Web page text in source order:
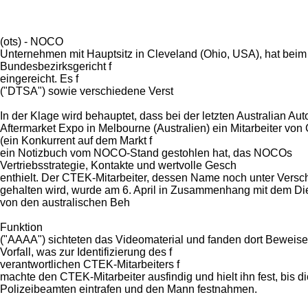
(ots) - NOCO
Unternehmen mit Hauptsitz in Cleveland (Ohio, USA), hat beim
Bundesbezirksgericht f
eingereicht. Es f
("DTSA") sowie verschiedene Verst
In der Klage wird behauptet, dass bei der letzten Australian
Aftermarket Expo in Melbourne (Australien) ein Mitarbeiter von
(ein Konkurrent auf dem Markt f
ein Notizbuch vom NOCO-Stand gestohlen hat, das NOCOs
Vertriebsstrategie, Kontakte und wertvolle Gesch
enthielt. Der CTEK-Mitarbeiter, dessen Name noch unter
gehalten wird, wurde am 6. April in Zusammenhang mit dem
von den australischen Beh
Funktion
("AAAA") sichteten das Videomaterial und fanden dort
Vorfall, was zur Identifizierung des f
verantwortlichen CTEK-Mitarbeiters f
machte den CTEK-Mitarbeiter ausfindig und hielt ihn fest, bis
Polizeibeamten eintrafen und den Mann festnahmen.